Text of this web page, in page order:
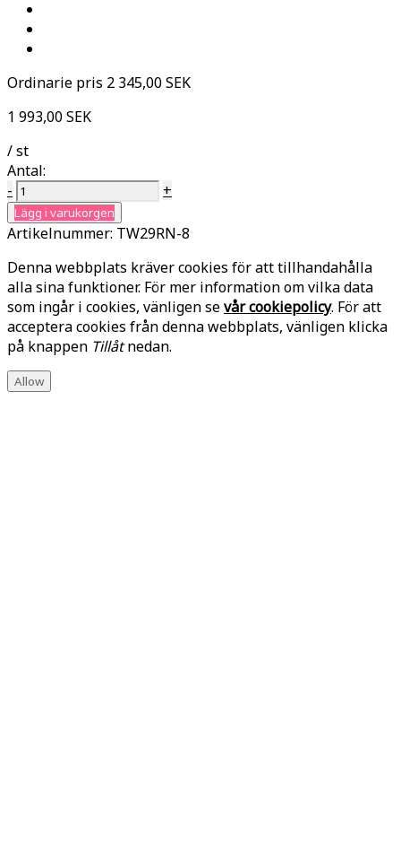
Ordinarie pris 2 345,00 SEK
1 993,00 SEK
/ st
Antal:
-
+
Lägg i varukorgen
Artikelnummer: TW29RN-8
Denna webbplats kräver cookies för att tillhandahålla
alla sina funktioner. För mer information om vilka data
som ingår i cookies, vänligen sevår cookiepolicy. För att
acceptera cookies från denna webbplats, vänligen klicka
på knappen Tillåtnedan.
Allow